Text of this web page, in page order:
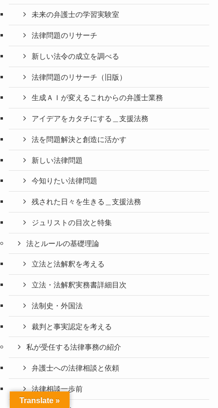
未来の弁護士の学習実験室
法律問題のリサーチ
新しい法令の成立を調べる
法律問題のリサーチ（旧版）
生成ＡＩが変えるこれからの弁護士業務
アイデアをカタチにする＿支援法務
法を問題解決と創造に活かす
新しい法律問題
今知りたい法律問題
残された日々を生きる＿支援法務
ジュリストの目次と特集
法とルールの基礎理論
立法と法解釈を考える
立法・法解釈実務書詳細目次
法制史・外国法
裁判と事実認定を考える
私が受任する法律事務の紹介
弁護士への法律相談と依頼
法律相談一歩前
Translate »